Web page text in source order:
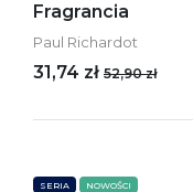
Fragrancia
Paul Richardot
31,74 zł 52,90 zł
SERIA NOWOŚCI